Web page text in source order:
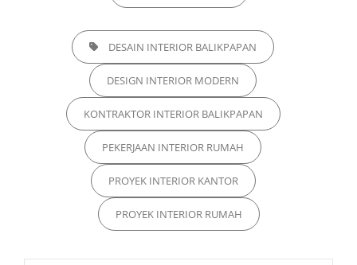
TAGS, DESAIN INTERIOR BALIKPAPAN
DESIGN INTERIOR MODERN
KONTRAKTOR INTERIOR BALIKPAPAN
PEKERJAAN INTERIOR RUMAH
PROYEK INTERIOR KANTOR
PROYEK INTERIOR RUMAH